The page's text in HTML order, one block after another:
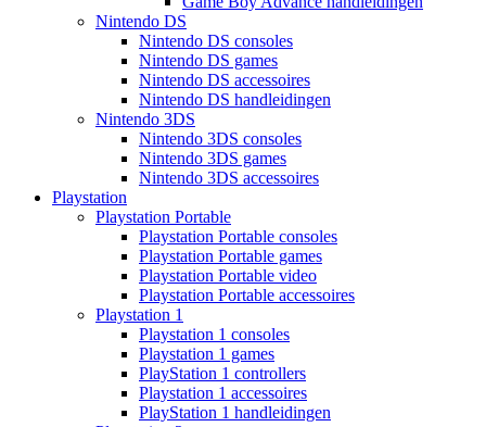
Nintendo DS
Nintendo DS consoles
Nintendo DS games
Nintendo DS accessoires
Nintendo DS handleidingen
Nintendo 3DS
Nintendo 3DS consoles
Nintendo 3DS games
Nintendo 3DS accessoires
Playstation
Playstation Portable
Playstation Portable consoles
Playstation Portable games
Playstation Portable video
Playstation Portable accessoires
Playstation 1
Playstation 1 consoles
Playstation 1 games
PlayStation 1 controllers
Playstation 1 accessoires
PlayStation 1 handleidingen